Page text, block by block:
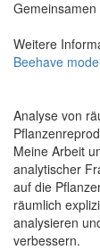
Weitere
Beehave model
Analyse von
Meine Arbeit
analytischer
auf die
räumlich
analysieren
verbessern.